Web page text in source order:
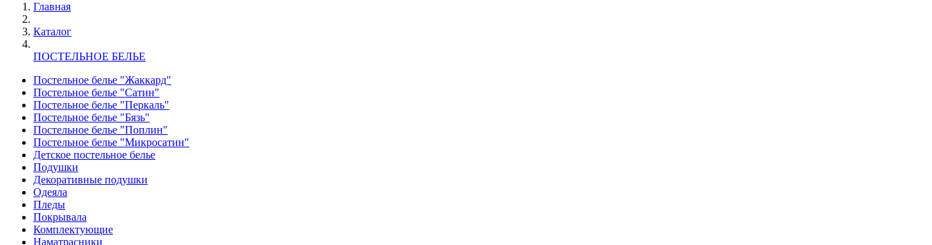
Главная
Каталог
ПОСТЕЛЬНОЕ БЕЛЬЕ
Постельное белье "Жаккард"
Постельное белье "Сатин"
Постельное белье "Перкаль"
Постельное белье "Бязь"
Постельное белье "Поплин"
Постельное белье "Микросатин"
Детское постельное белье
Подушки
Декоративные подушки
Одеяла
Пледы
Покрывала
Комплектующие
Наматрасники